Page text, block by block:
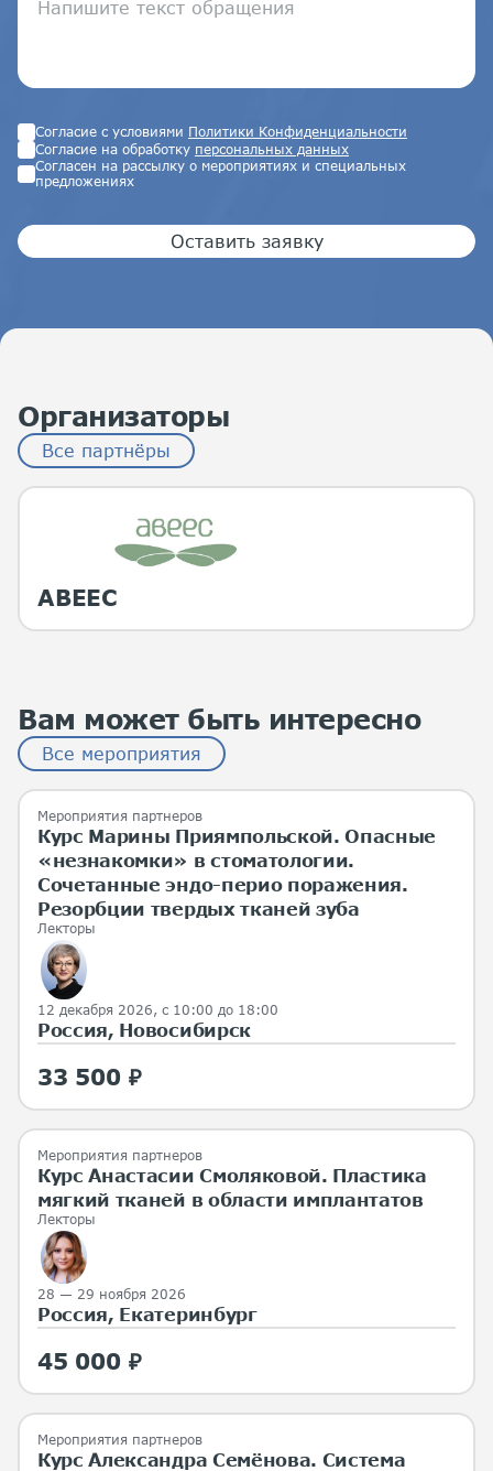
Согласие с условиями Политики Конфиденциальности
Согласие на обработку персональных данных
Согласен на рассылку о мероприятиях и специальных
предложениях
Оставить заявку
Организаторы
Все партнёры
АВЕЕС
Вам может быть интересно
Все мероприятия
Мероприятия партнеров
Курс Марины Приямпольской. Опасные
«незнакомки» в стоматологии.
Сочетанные эндо-перио поражения.
Резорбции твердых тканей зуба
Лекторы
12 декабря 2026, с 10:00 до 18:00
Россия, Новосибирск
33 500 ₽
Мероприятия партнеров
Курс Анастасии Смоляковой. Пластика
мягкий тканей в области имплантатов
Лекторы
28 — 29 ноября 2026
Россия, Екатеринбург
45 000 ₽
Мероприятия партнеров
Курс Александра Семёнова. Система